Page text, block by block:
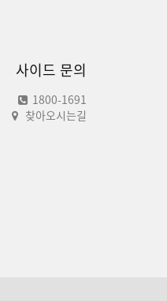
사이드 문의
1800-1691
찾아오시는길